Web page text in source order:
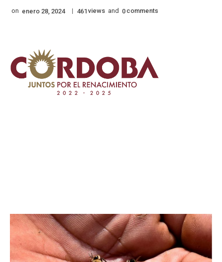
on enero 28, 2024 | 461 views and 0 comments